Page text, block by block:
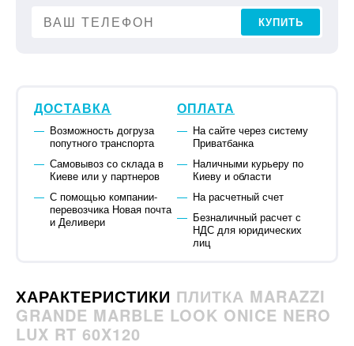
КУПИТЬ
ДОСТАВКА
Возможность догруза
попутного транспорта
Самовывоз со склада в
Киеве или у партнеров
С помощью компании-
перевозчика Новая почта
и Деливери
ОПЛАТА
На сайте через систему
Приватбанка
Наличными курьеру по
Киеву и области
На расчетный счет
Безналичный расчет с
НДС для юридических
лиц
ХАРАКТЕРИСТИКИ ПЛИТКА MARAZZI
GRANDE MARBLE LOOK ONICE NERO
LUX RT 60X120